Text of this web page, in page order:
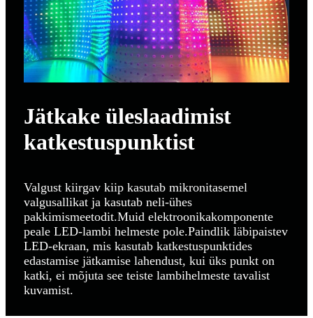
Jätkake üleslaadimist
katkestuspunktist
Valgust kiirgav kiip kasutab mikronitasemel
valgusallikat ja kasutab neli-ühes
pakkimismeetodit.Muid elektroonikakomponente
peale LED-lambi helmeste pole.Paindlik läbipaistev
LED-ekraan, mis kasutab katkestuspunktides
edastamise jätkamise lahendust, kui üks punkt on
katki, ei mõjuta see teiste lambihelmeste tavalist
kuvamist.